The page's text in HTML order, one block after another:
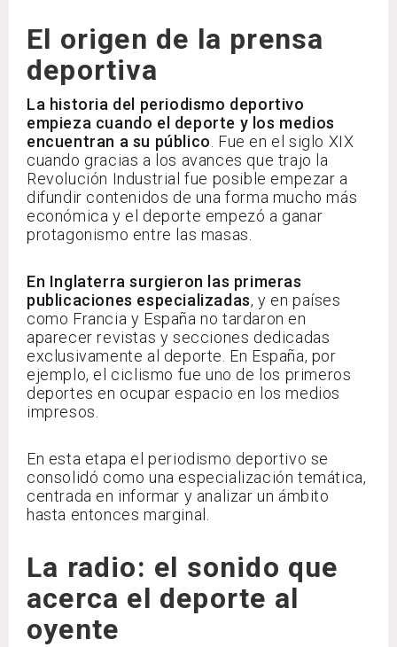
El origen de la prensa
deportiva
La historia del periodismo deportivo
empieza cuando el deporte y los medios
encuentran a su público. Fue en el siglo XIX
cuando gracias a los avances que trajo la
Revolución Industrial fue posible empezar a
difundir contenidos de una forma mucho más
económica y el deporte empezó a ganar
protagonismo entre las masas.
En Inglaterra surgieron las primeras
publicaciones especializadas, y en países
como Francia y España no tardaron en
aparecer revistas y secciones dedicadas
exclusivamente al deporte. En España, por
ejemplo, el ciclismo fue uno de los primeros
deportes en ocupar espacio en los medios
impresos.
En esta etapa el periodismo deportivo se
consolidó como una especialización temática,
centrada en informar y analizar un ámbito
hasta entonces marginal.
La radio: el sonido que
acerca el deporte al
oyente